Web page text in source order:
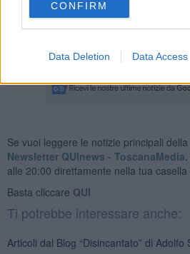
CONFIRM
Data Deletion Data Access
Ma, si sa: la paura è più facile, ha poi
dipendenza … anche dallapax americ
Se vuoi leggere le notizie principali
Newsletter QUInews - ToscanaMedia.
alle 20:00 direttamente nella tua casella
Basta cliccare QUI
Ti potrebbe interessare anche:
Articoli dal Blog “Disincantato” di Adolfo